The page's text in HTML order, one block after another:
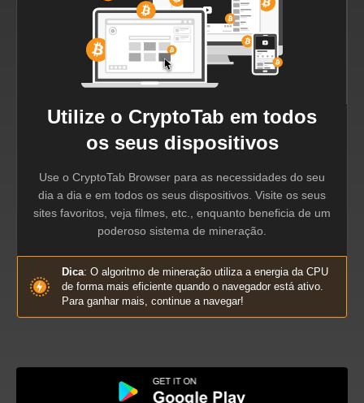
Utilize o CryptoTab em todos
os seus dispositivos
Use o CryptoTab Browser para as necessidades do seu
dia a dia e em todos os seus dispositivos. Visite os seus
sites favoritos, veja filmes, etc., enquanto beneficia de um
poderoso sistema de mineração.
Dica: O algoritmo de mineração utiliza a energia da CPU
de forma mais eficiente quando o navegador está ativo.
Para ganhar mais, continue a navegar!